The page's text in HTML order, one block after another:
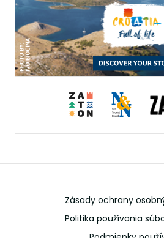
Zásady ochrany
Politika používania